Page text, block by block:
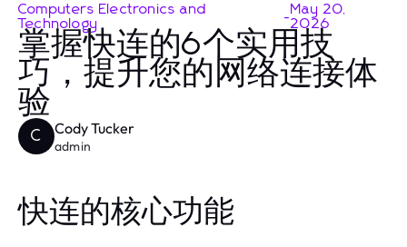
Computers Electronics and
Technology
-May 20,
2026
掌握快连的6个实用技
巧，提升您的网络连接体
验
C Cody Tucker
admin
快连的核心功能